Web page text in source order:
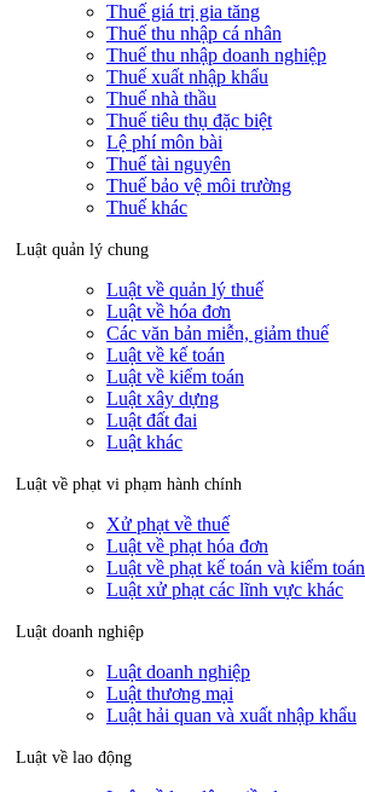
Thuế giá trị gia tăng
Thuế thu nhập cá nhân
Thuế thu nhập doanh nghiệp
Thuế xuất nhập khẩu
Thuế nhà thầu
Thuế tiêu thụ đặc biệt
Lệ phí môn bài
Thuế tài nguyên
Thuế bảo vệ môi trường
Thuế khác
Luật quản lý chung
Luật về quản lý thuế
Luật về hóa đơn
Các văn bản miễn, giảm thuế
Luật về kế toán
Luật về kiểm toán
Luật xây dựng
Luật đất đai
Luật khác
Luật về phạt vi phạm hành chính
Xử phạt về thuế
Luật về phạt hóa đơn
Luật về phạt kế toán và kiểm toán
Luật xử phạt các lĩnh vực khác
Luật doanh nghiệp
Luật doanh nghiệp
Luật thương mại
Luật hải quan và xuất nhập khẩu
Luật về lao động